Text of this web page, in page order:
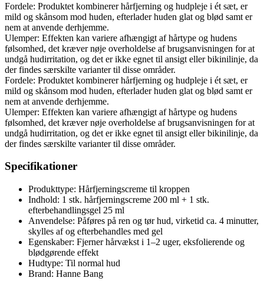
Fordele: Produktet kombinerer hårfjerning og hudpleje i ét sæt, er
mild og skånsom mod huden, efterlader huden glat og blød samt er
nem at anvende derhjemme.
Ulemper: Effekten kan variere afhængigt af hårtype og hudens
følsomhed, det kræver nøje overholdelse af brugsanvisningen for at
undgå hudirritation, og det er ikke egnet til ansigt eller bikinilinje, da
der findes særskilte varianter til disse områder.
Fordele: Produktet kombinerer hårfjerning og hudpleje i ét sæt, er
mild og skånsom mod huden, efterlader huden glat og blød samt er
nem at anvende derhjemme.
Ulemper: Effekten kan variere afhængigt af hårtype og hudens
følsomhed, det kræver nøje overholdelse af brugsanvisningen for at
undgå hudirritation, og det er ikke egnet til ansigt eller bikinilinje, da
der findes særskilte varianter til disse områder.
Specifikationer
Produkttype: Hårfjerningscreme til kroppen
Indhold: 1 stk. hårfjerningscreme 200 ml + 1 stk.
efterbehandlingsgel 25 ml
Anvendelse: Påføres på ren og tør hud, virketid ca. 4 minutter,
skylles af og efterbehandles med gel
Egenskaber: Fjerner hårvækst i 1–2 uger, eksfolierende og
blødgørende effekt
Hudtype: Til normal hud
Brand: Hanne Bang